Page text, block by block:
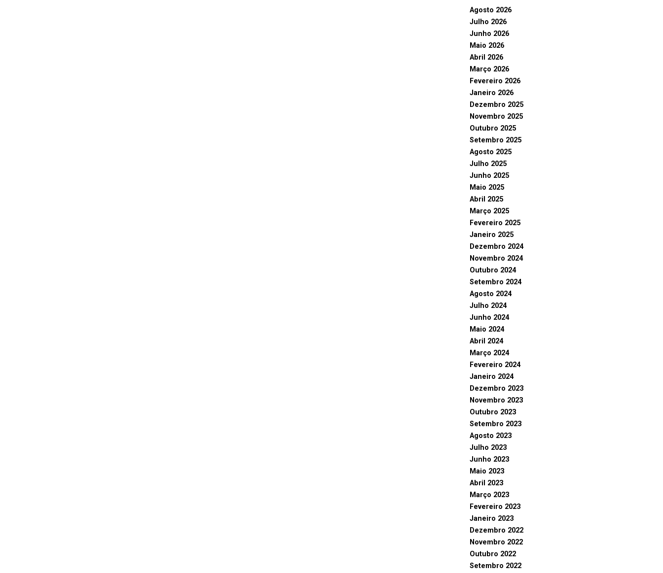
Agosto 2026
Julho 2026
Junho 2026
Maio 2026
Abril 2026
Março 2026
Fevereiro 2026
Janeiro 2026
Dezembro 2025
Novembro 2025
Outubro 2025
Setembro 2025
Agosto 2025
Julho 2025
Junho 2025
Maio 2025
Abril 2025
Março 2025
Fevereiro 2025
Janeiro 2025
Dezembro 2024
Novembro 2024
Outubro 2024
Setembro 2024
Agosto 2024
Julho 2024
Junho 2024
Maio 2024
Abril 2024
Março 2024
Fevereiro 2024
Janeiro 2024
Dezembro 2023
Novembro 2023
Outubro 2023
Setembro 2023
Agosto 2023
Julho 2023
Junho 2023
Maio 2023
Abril 2023
Março 2023
Fevereiro 2023
Janeiro 2023
Dezembro 2022
Novembro 2022
Outubro 2022
Setembro 2022